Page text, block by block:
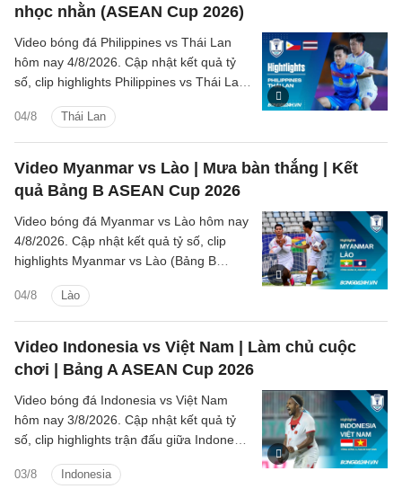
nhọc nhằn (ASEAN Cup 2026)
04/8 Thái Lan
Video bóng đá Philippines vs Thái Lan
hôm nay 4/8/2026. Cập nhật kết quả tỷ
số, clip highlights Philippines vs Thái Lan
huống trên sân.
Video Myanmar vs Lào | Mưa bàn thắng | Kết
quả Bảng B ASEAN Cup 2026
04/8 Lào
Video bóng đá Myanmar vs Lào hôm nay
4/8/2026. Cập nhật kết quả tỷ số, clip
highlights Myanmar vs Lào (Bảng B
sân.
Video Indonesia vs Việt Nam | Làm chủ cuộc
chơi | Bảng A ASEAN Cup 2026
03/8 Indonesia
Video bóng đá Indonesia vs Việt Nam
hôm nay 3/8/2026. Cập nhật kết quả tỷ
số, clip highlights trận đấu giữa Indonesia